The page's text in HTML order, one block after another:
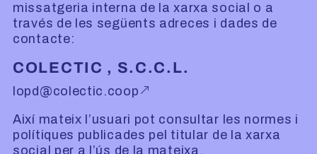
missatgeria interna de la xarxa social o a
través de les següents adreces i dades de
contacte:
COLECTIC , S.C.C.L.
lopd@colectic.coop
Així mateix l’usuari pot consultar les normes i
polítiques publicades pel titular de la xarxa
social per a l’ús de la mateixa.